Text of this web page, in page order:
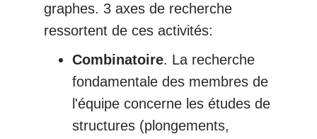
graphes. 3 axes de recherche
ressortent de ces activités:
Combinatoire. La recherche
fondamentale des membres de
l'équipe concerne les études de
structures (plongements,